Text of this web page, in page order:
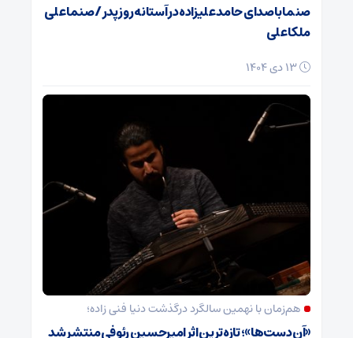
صنما با صدای حامد علیزاده در آستانه روز پدر / صنما علی
ملکا علی
هم‌زمان با نهمین سالگرد درگذشت دنیا فنی زاده؛
«آن دست‌ها»؛ تازه‌ترین اثر امیرحسین رئوفی منتشر شد